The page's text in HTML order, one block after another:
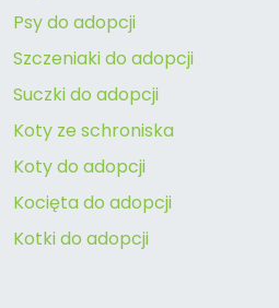
Psy do adopcji
Szczeniaki do adopcji
Suczki do adopcji
Koty ze schroniska
Koty do adopcji
Kocięta do adopcji
Kotki do adopcji